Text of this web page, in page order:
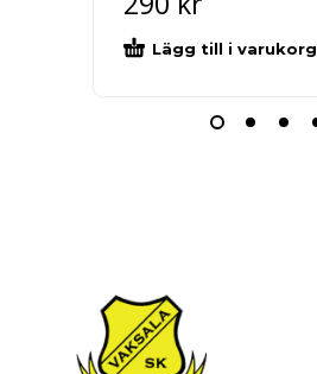
Lägg till i varukorg